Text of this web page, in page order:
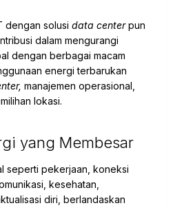
dengan solusi data centerpun
dalam mengurangi
dengan berbagai macam
energi terbarukan
manajemen operasional,
lokasi.
yang Membesar
seperti pekerjaan, koneksi
kesehatan,
diri, berlandaskan